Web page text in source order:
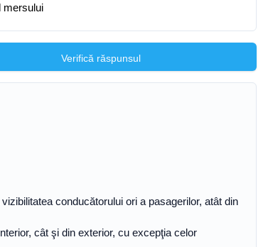
mersului
Verifică răspunsul
conducătorului ori a pasagerilor, atât din
cât şi din exterior, cu excepţia celor